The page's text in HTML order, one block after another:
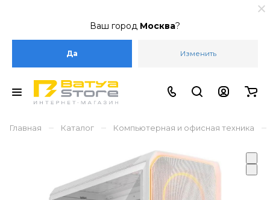
Ваш город Москва?
Да Изменить
Главная – Каталог – Компьютерная и офисная техника –